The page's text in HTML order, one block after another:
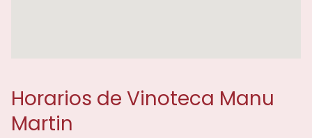
Horarios de Vinoteca Manu
Martin